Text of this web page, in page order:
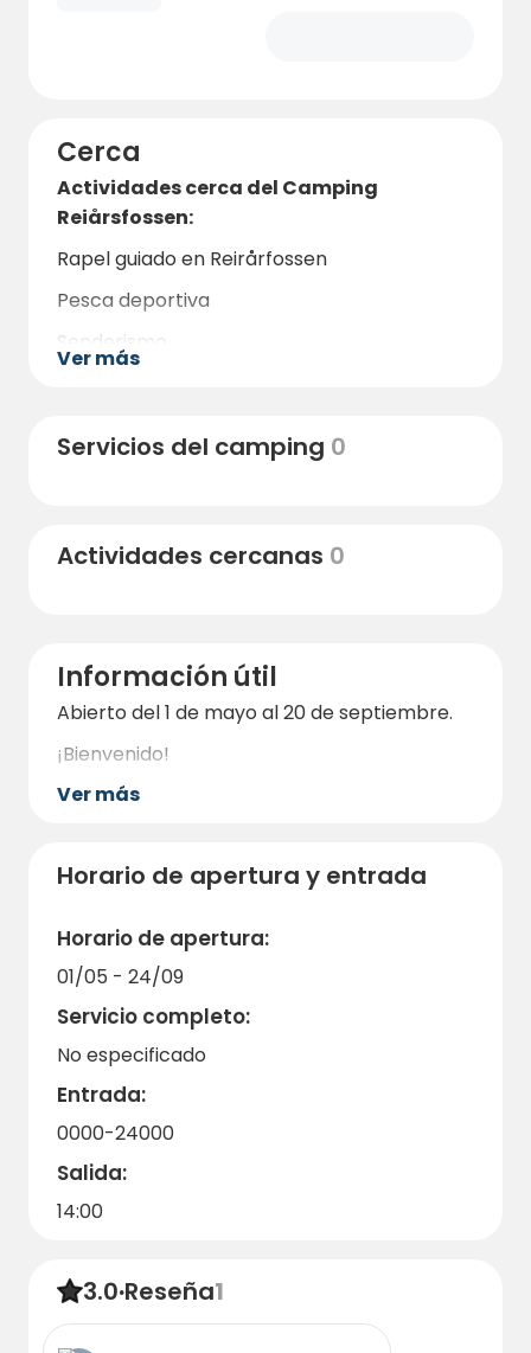
Cerca
Actividades cerca del Camping
Reiårsfossen:
Rapel guiado en Reirårfossen
Pesca deportiva
Senderismo
Ver más
Servicios del camping 0
Actividades cercanas 0
Información útil
Abierto del 1 de mayo al 20 de septiembre.
¡Bienvenido!
Ver más
Horario de apertura y entrada
Horario de apertura:
01/05 - 24/09
Servicio completo:
No especificado
Entrada:
0000-24000
Salida:
14:00
3.0·Reseña1